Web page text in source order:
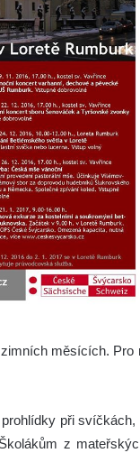
měsících.
při
z